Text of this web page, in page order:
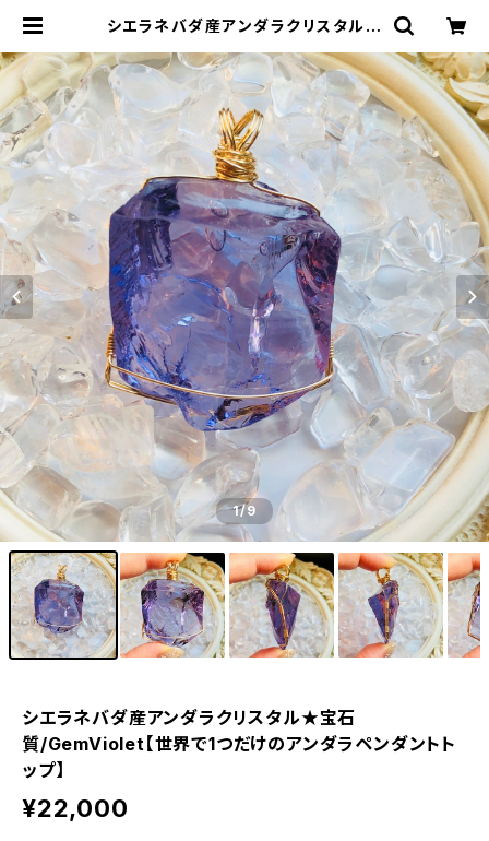
シエラネバダ産アンダラクリスタル★
のアンダラペンダントトップ】 | アン
ダラクリスタル &天然石ジュエリー*
Cosmic Twinkle Drops *
1/9
シエラネバダ産アンダラクリスタル★宝石
質/GemViolet【世界で1つだけのアンダラペンダントト
ップ】
¥22,000